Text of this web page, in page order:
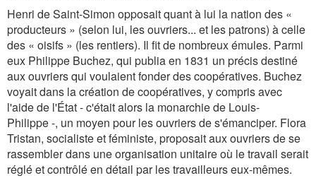
Henri de Saint-Simon opposait quant à lui la nation des «
producteurs » (selon lui, les ouvriers... et les patrons) à celle
des « oisifs » (les rentiers). Il fit de nombreux émules. Parmi
eux Philippe Buchez, qui publia en 1831 un précis destiné
aux ouvriers qui voulaient fonder des coopératives. Buchez
voyait dans la création de coopératives, y compris avec
l'aide de l'État - c'était alors la monarchie de Louis-
Philippe -, un moyen pour les ouvriers de s'émanciper. Flora
Tristan, socialiste et féministe, proposait aux ouvriers de se
rassembler dans une organisation unitaire où le travail serait
réglé et contrôlé en détail par les travailleurs eux-mêmes.